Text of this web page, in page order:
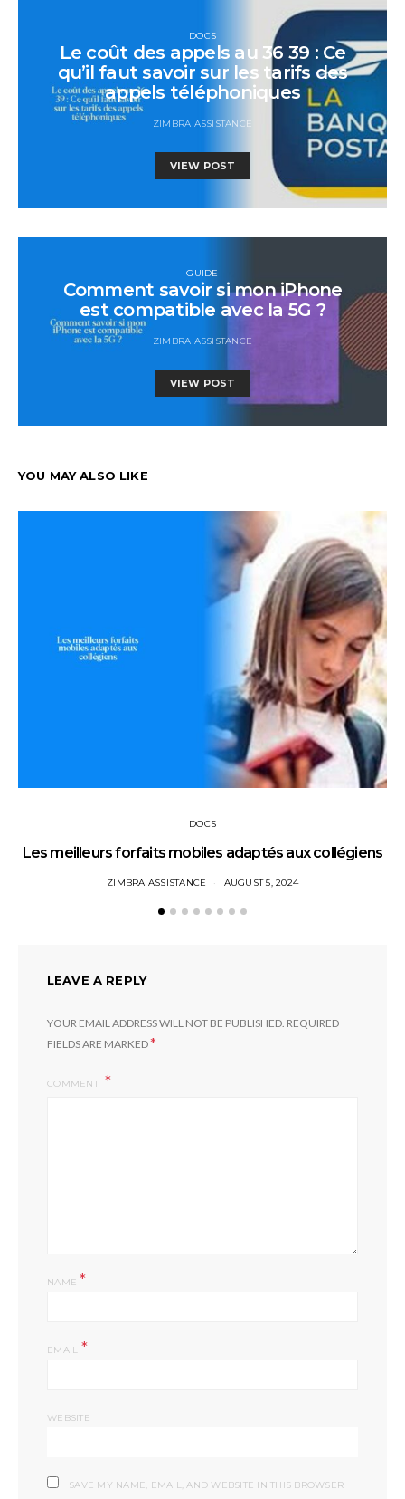
DOCS
Le coût des appels au 36 39 : Ce
qu’il faut savoir sur les tarifs des
appels téléphoniques
ZIMBRA ASSISTANCE
VIEW POST
GUIDE
Comment savoir si mon iPhone
est compatible avec la 5G ?
ZIMBRA ASSISTANCE
VIEW POST
YOU MAY ALSO LIKE
DOCS
Les meilleurs forfaits mobiles adaptés aux collégiens
ZIMBRA ASSISTANCE AUGUST 5, 2024
LEAVE A REPLY
YOUR EMAIL ADDRESS WILL NOT BE PUBLISHED. REQUIRED
FIELDS ARE MARKED*
COMMENT
NAME*
EMAIL *
WEBSITE
SAVE MY NAME, EMAIL, AND WEBSITE IN THIS BROWSER